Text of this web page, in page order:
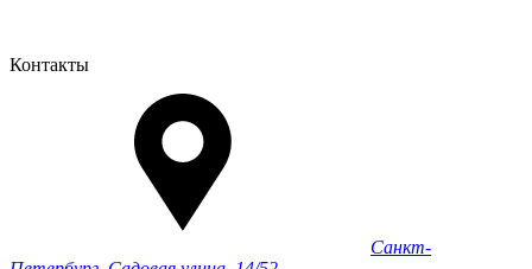
Контакты
Санкт-